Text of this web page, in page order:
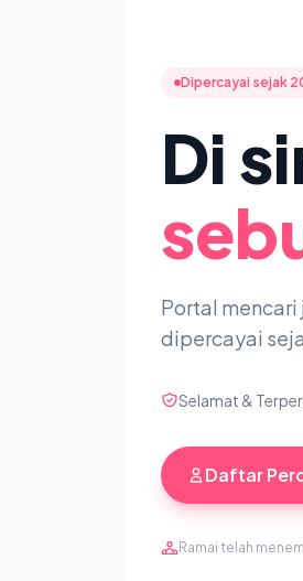
Dipercayai sejak
Di
Portal mencari
dipercayai
Selamat &
Daftar
Ramai telah